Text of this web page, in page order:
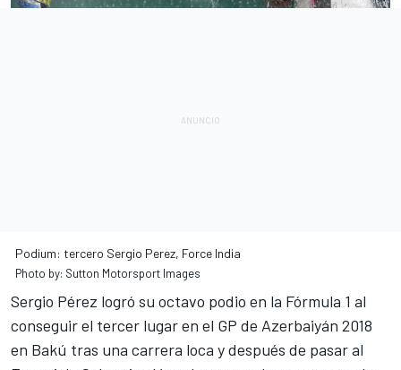
Podium: tercero Sergio Perez, Force India
Photo by: Sutton Motorsport Images
Sergio Pérez logró su octavo podio en la Fórmula 1 al
conseguir el tercer lugar en el GP de Azerbaiyán 2018
en Bakú tras una carrera loca y después de pasar al